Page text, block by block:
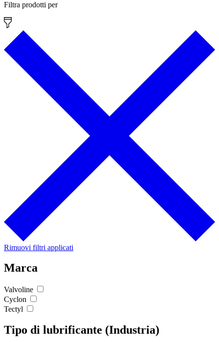
Filtra prodotti per
Rimuovi filtri applicati
Marca
Valvoline
Cyclon
Tectyl
Tipo di lubrificante (Industria)